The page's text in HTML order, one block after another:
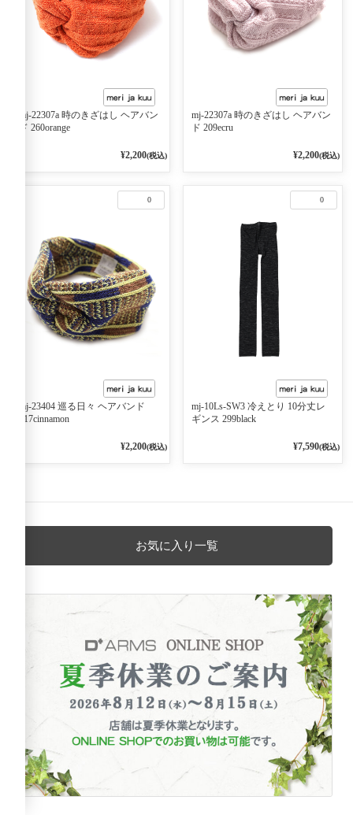
mj-22307a 時のきざはし ヘアバン
ド 260orange
¥2,200(税込)
mj-22307a 時のきざはし ヘアバン
ド 209ecru
¥2,200(税込)
0
mj-23404 巡る日々 ヘアバンド
217cinnamon
¥2,200(税込)
0
mj-10Ls-SW3 冷えとり 10分丈レ
ギンス 299black
¥7,590(税込)
お気に入り一覧